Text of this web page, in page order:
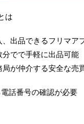
は
出品できるフリマア
分でで手軽に出品可能
局が仲介する安全な売
話番号の確認が必要